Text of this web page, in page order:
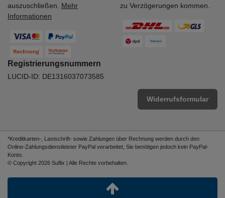
auszuschließen. Mehr
Informationen
zu Verzögerungen kommen.
Registrierungsnummern
LUCID-ID: DE1316037073585
Widerrufsformular
*Kreditkarten-, Lastschrift- sowie Zahlungen über Rechnung werden durch den
Online-Zahlungsdienstleister PayPal verarbeitet, Sie benötigen jedoch kein PayPal-
Konto.
© Copyright 2026 Suflix | Alle Rechte vorbehalten.